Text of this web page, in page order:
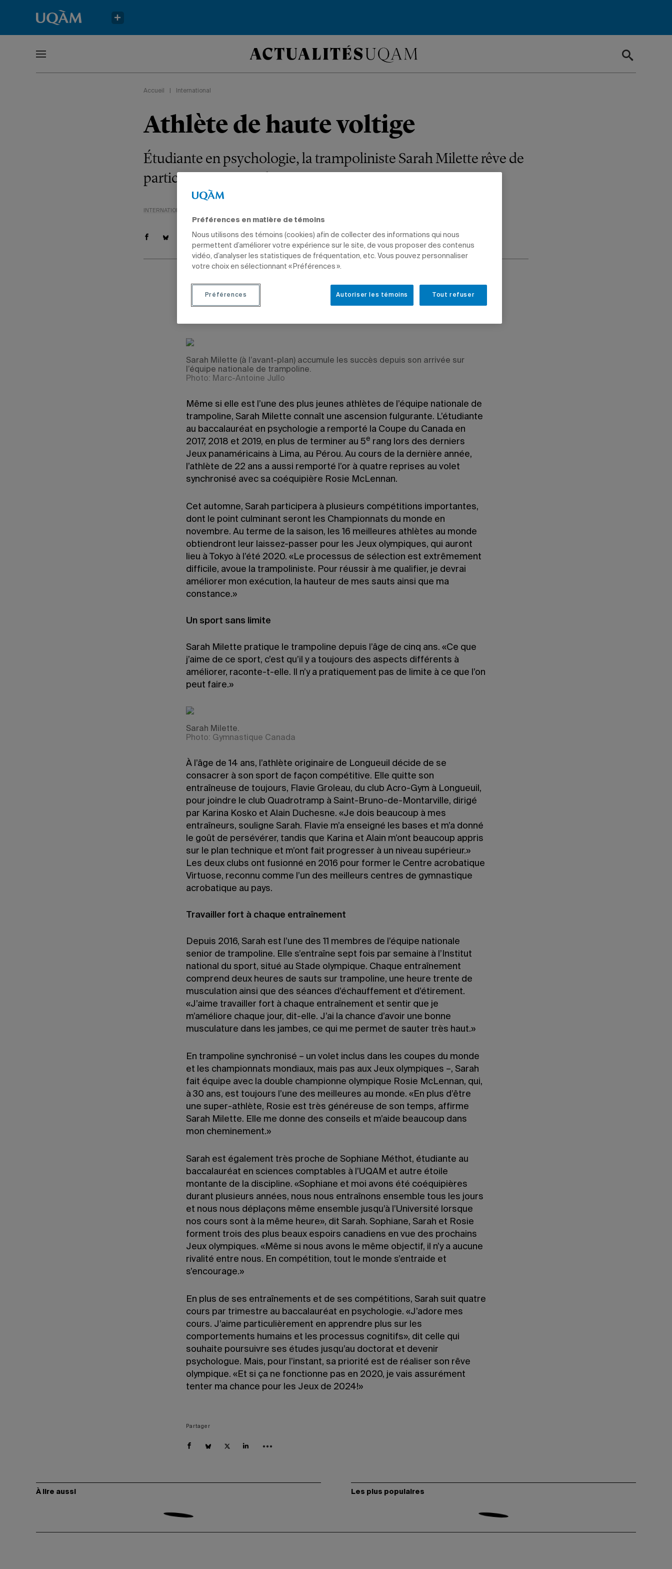
Accueil International
Athlète de haute voltige
Étudiante en psychologie, la trampoliniste Sarah Milette rêve de
participer aux Jeux olympiques.
INTERNATIONAL
Jean-François Ducharme
27 août 2019 à 11 h 08
Sarah Milette (à l’avant-plan) accumule les succès depuis son arrivée sur
l’équipe nationale de trampoline.
Photo: Marc-Antoine Jullo
Même si elle est l’une des plus jeunes athlètes de l’équipe nationale de
trampoline, Sarah Milette connaît une ascension fulgurante. L’étudiante
au baccalauréat en psychologie a remporté la Coupe du Canada en
2017, 2018 et 2019, en plus de terminer au 5e rang lors des derniers
Jeux panaméricains à Lima, au Pérou. Au cours de la dernière année,
l’athlète de 22 ans a aussi remporté l’or à quatre reprises au volet
synchronisé avec sa coéquipière Rosie McLennan.
Cet automne, Sarah participera à plusieurs compétitions importantes,
dont le point culminant seront les Championnats du monde en
novembre. Au terme de la saison, les 16 meilleures athlètes au monde
obtiendront leur laissez-passer pour les Jeux olympiques, qui auront
lieu à Tokyo à l’été 2020. «Le processus de sélection est extrêmement
difficile, avoue la trampoliniste. Pour réussir à me qualifier, je devrai
améliorer mon exécution, la hauteur de mes sauts ainsi que ma
constance.»
Un sport sans limite
Sarah Milette pratique le trampoline depuis l’âge de cinq ans. «Ce que
j’aime de ce sport, c’est qu’il y a toujours des aspects différents à
améliorer, raconte-t-elle. Il n’y a pratiquement pas de limite à ce que l’on
peut faire.»
Sarah Milette.
Photo: Gymnastique Canada
À l’âge de 14 ans, l’athlète originaire de Longueuil décide de se
consacrer à son sport de façon compétitive. Elle quitte son
entraîneuse de toujours, Flavie Groleau, du club Acro-Gym à Longueuil,
pour joindre le club Quadrotramp à Saint-Bruno-de-Montarville, dirigé
par Karina Kosko et Alain Duchesne. «Je dois beaucoup à mes
entraîneurs, souligne Sarah. Flavie m’a enseigné les bases et m’a donné
le goût de persévérer, tandis que Karina et Alain m’ont beaucoup appris
sur le plan technique et m’ont fait progresser à un niveau supérieur.»
Les deux clubs ont fusionné en 2016 pour former le Centre acrobatique
Virtuose, reconnu comme l’un des meilleurs centres de gymnastique
acrobatique au pays.
Travailler fort à chaque entraînement
Depuis 2016, Sarah est l’une des 11 membres de l’équipe nationale
senior de trampoline. Elle s’entraîne sept fois par semaine à l’Institut
national du sport, situé au Stade olympique. Chaque entraînement
comprend deux heures de sauts sur trampoline, une heure trente de
musculation ainsi que des séances d’échauffement et d’étirement.
«J’aime travailler fort à chaque entraînement et sentir que je
m’améliore chaque jour, dit-elle. J’ai la chance d’avoir une bonne
musculature dans les jambes, ce qui me permet de sauter très haut.»
En trampoline synchronisé – un volet inclus dans les coupes du monde
et les championnats mondiaux, mais pas aux Jeux olympiques –, Sarah
fait équipe avec la double championne olympique Rosie McLennan, qui,
à 30 ans, est toujours l’une des meilleures au monde. «En plus d’être
une super-athlète, Rosie est très généreuse de son temps, affirme
Sarah Milette. Elle me donne des conseils et m’aide beaucoup dans
mon cheminement.»
Sarah est également très proche de Sophiane Méthot, étudiante au
baccalauréat en sciences comptables à l’UQAM et autre étoile
montante de la discipline. «Sophiane et moi avons été coéquipières
durant plusieurs années, nous nous entraînons ensemble tous les jours
et nous nous déplaçons même ensemble jusqu’à l’Université lorsque
nos cours sont à la même heure», dit Sarah. Sophiane, Sarah et Rosie
forment trois des plus beaux espoirs canadiens en vue des prochains
Jeux olympiques. «Même si nous avons le même objectif, il n’y a aucune
rivalité entre nous. En compétition, tout le monde s’entraide et
s’encourage.»
En plus de ses entraînements et de ses compétitions, Sarah suit quatre
cours par trimestre au baccalauréat en psychologie. «J’adore mes
cours. J’aime particulièrement en apprendre plus sur les
comportements humains et les processus cognitifs», dit celle qui
souhaite poursuivre ses études jusqu’au doctorat et devenir
psychologue. Mais, pour l’instant, sa priorité est de réaliser son rêve
olympique. «Et si ça ne fonctionne pas en 2020, je vais assurément
tenter ma chance pour les Jeux de 2024!»
Partager
À lire aussi Les plus populaires
Préférences en matière de témoins
Nous utilisons des témoins (cookies) afin de collecter des informations qui nous
permettent d’améliorer votre expérience sur le site, de vous proposer des contenus
vidéo, d’analyser les statistiques de fréquentation, etc. Vous pouvez personnaliser
votre choix en sélectionnant « Préférences ».
Tout refuser
Autoriser les témoins
Préférences